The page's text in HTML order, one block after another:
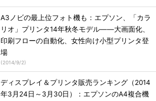
A3ノビの最上位フォト機も：エプソン、「カラ
リオ」プリンタ14年秋冬モデル――大画面化、
印刷フローの自動化、女性向け小型プリンタ登
場
(2014/9/2)
ディスプレイ＆プリンタ販売ランキング（2014
年3月24日～3月30日）：エプソンのA4複合機